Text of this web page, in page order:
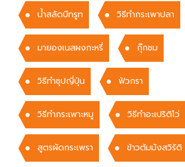
น้ำสลัดบีทรูท วิธีทำกระเพาปลา
มายองเนสผงกะหรี่ กุ๊กชม
วิธีทำซุปญี่ปุ่น ฟัวกรา
วิธีทำกระเพาะหมู วิธีทำอะเปริติโว่
สูตรผัดกระเพรา ข้าวต้มมังสวิรัติ